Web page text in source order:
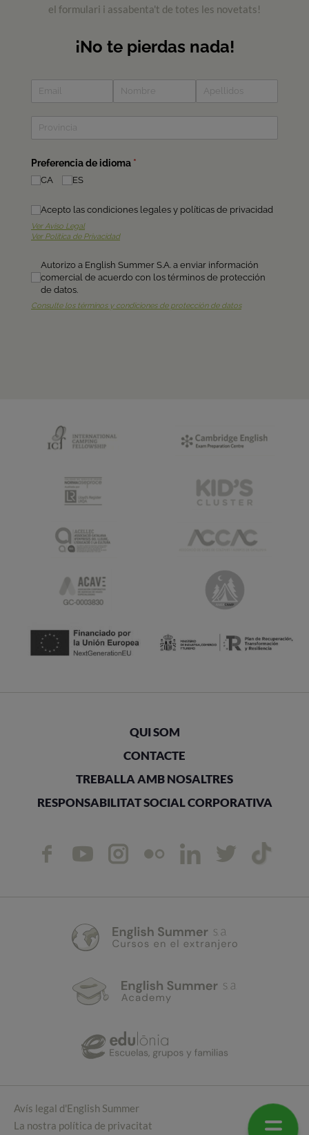
el formulari i assabenta't de totes les novetats!
QUI SOM
CONTACTE
TREBALLA AMB NOSALTRES
RESPONSABILITAT SOCIAL CORPORATIVA
Avís legal d'English Summer
La nostra política de privacitat